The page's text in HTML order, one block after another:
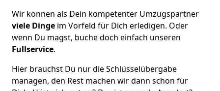
Wir können als Dein kompetenter Umzugspartner
viele Dinge im Vorfeld für Dich erledigen. Oder
wenn Du magst, buche doch einfach unseren
Fullservice.
Hier brauchst Du nur die Schlüsselübergabe
managen, den Rest machen wir dann schon für